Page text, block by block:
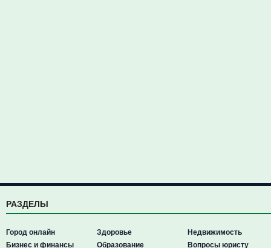
РАЗДЕЛЫ
Город онлайн
Бизнес и финансы
Здоровье
Образование
Недвижимость
Вопросы юристу